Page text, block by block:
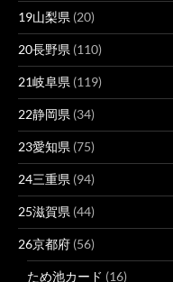
19山梨県 (20)
20長野県 (110)
21岐阜県 (119)
22静岡県 (34)
23愛知県 (75)
24三重県 (94)
25滋賀県 (44)
26京都府 (56)
ため池カード (16)